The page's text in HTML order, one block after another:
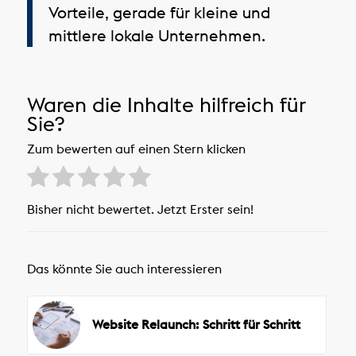
Vorteile, gerade für kleine und
mittlere lokale Unternehmen.
Waren die Inhalte hilfreich für
Sie?
Zum bewerten auf einen Stern klicken
Bisher nicht bewertet. Jetzt Erster sein!
Das könnte Sie auch interessieren
Website Relaunch: Schritt für Schritt